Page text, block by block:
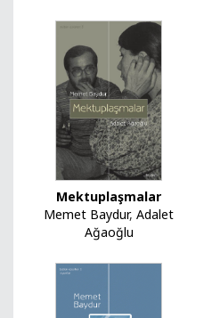
Mektuplaşmalar
Memet Baydur, Adalet
Ağaoğlu